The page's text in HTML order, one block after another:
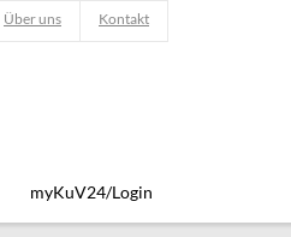
Über uns Kontakt
myKuV24/Login